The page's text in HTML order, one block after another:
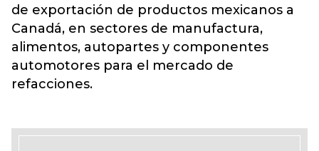
de exportación de productos mexicanos a
Canadá, en sectores de manufactura,
alimentos, autopartes y componentes
automotores para el mercado de
refacciones.